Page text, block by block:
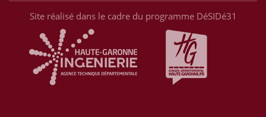
Site réalisé dans le cadre du programme DéSIDé31